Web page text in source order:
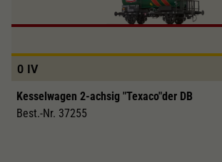
0 IV
Kesselwagen 2-achsig "Texaco"der DB
Best.-Nr. 37255